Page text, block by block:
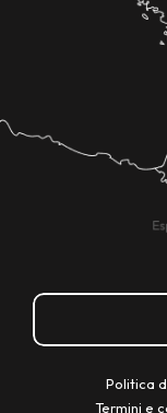
Politica
Termini e